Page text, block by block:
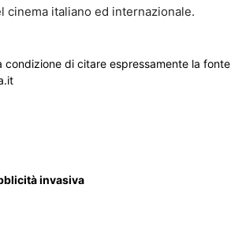
italiano ed internazionale.
di citare espressamente la fonte
invasiva